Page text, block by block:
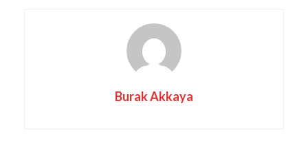
Burak Akkaya